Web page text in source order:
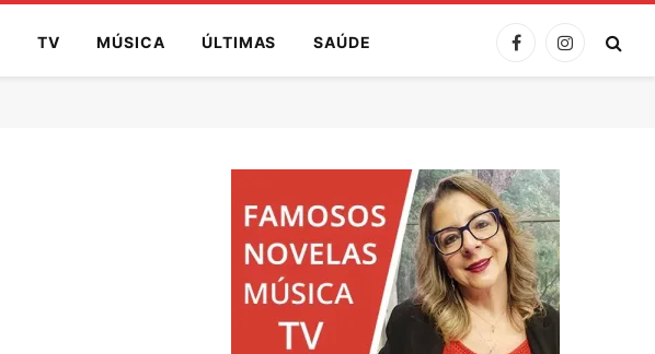
TV MÚSICA ÚLTIMAS SAÚDE FacebookInstagram